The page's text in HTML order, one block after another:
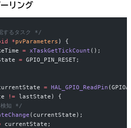
リング
するタスク */
*pvParameters ) {
= xTaskGetTickCount ();
= GPIO_PIN_RESET;
= HAL_GPIO_ReadPin
!= lastState) {
知 */
(currentState);
currentState;